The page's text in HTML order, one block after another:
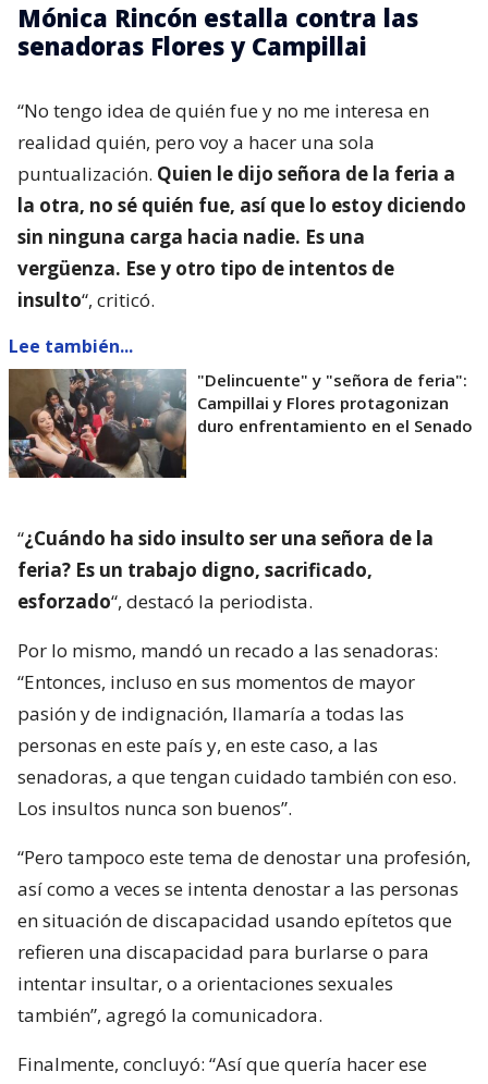
Mónica Rincón estalla contra las
senadoras Flores y Campillai
“No tengo idea de quién fue y no me interesa en
realidad quién, pero voy a hacer una sola
puntualización. Quien le dijo señora de la feria a
la otra, no sé quién fue, así que lo estoy diciendo
sin ninguna carga hacia nadie. Es una
vergüenza. Ese y otro tipo de intentos de
insulto“, criticó.
Lee también...
"Delincuente" y "señora de feria":
Campillai y Flores protagonizan
duro enfrentamiento en el Senado
“¿Cuándo ha sido insulto ser una señora de la
feria? Es un trabajo digno, sacrificado,
esforzado“, destacó la periodista.
Por lo mismo, mandó un recado a las senadoras:
“Entonces, incluso en sus momentos de mayor
pasión y de indignación, llamaría a todas las
personas en este país y, en este caso, a las
senadoras, a que tengan cuidado también con eso.
Los insultos nunca son buenos”.
“Pero tampoco este tema de denostar una profesión,
así como a veces se intenta denostar a las personas
en situación de discapacidad usando epítetos que
refieren una discapacidad para burlarse o para
intentar insultar, o a orientaciones sexuales
también”, agregó la comunicadora.
Finalmente, concluyó: “Así que quería hacer ese